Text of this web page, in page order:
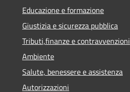
Educazione e formazione
Giustizia e sicurezza pubblica
Tributi,finanze e contravvenzioni
Ambiente
Salute, benessere e assistenza
Autorizzazioni